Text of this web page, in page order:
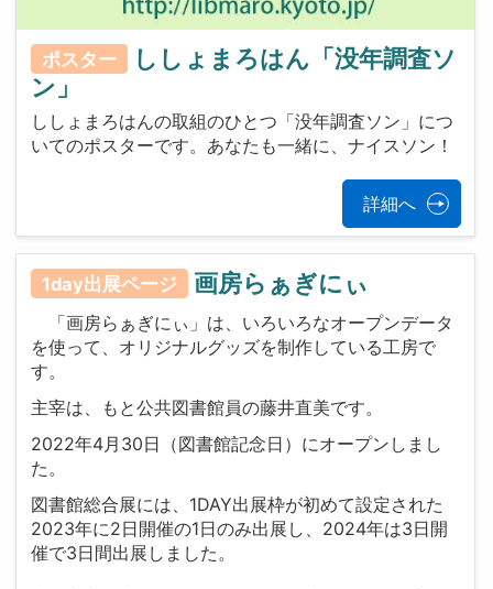
ポスター
ししょまろはん「没年調査ソ
ン」
ししょまろはんの取組のひとつ「没年調査ソン」につ
いてのポスターです。あなたも一緒に、ナイスソン！
詳細へ
1day出展ページ 画房らぁぎにぃ
「画房らぁぎにぃ」は、いろいろなオープンデータ
を使って、オリジナルグッズを制作している工房で
す。
主宰は、もと公共図書館員の藤井直美です。
2022年4月30日（図書館記念日）にオープンしまし
た。
図書館総合展には、1DAY出展枠が初めて設定された
2023年に2日開催の1日のみ出展し、2024年は3日開
催で3日間出展しました。